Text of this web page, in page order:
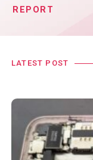
REPORT
LATEST POST